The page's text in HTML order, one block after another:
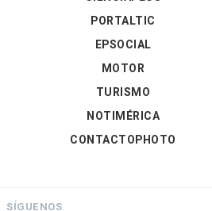
PORTALTIC
EPSOCIAL
MOTOR
TURISMO
NOTIMÉRICA
CONTACTOPHOTO
SÍGUENOS